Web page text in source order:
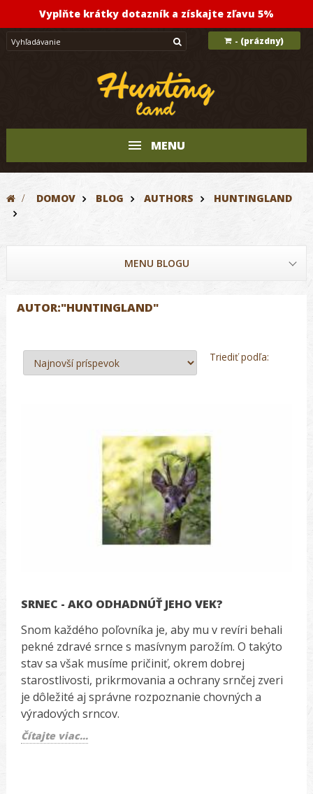
Vyplňte krátky dotazník a získajte zľavu 5%
- (prázdny)
MENU
> DOMOV BLOG AUTHORS HUNTINGLAND
MENU BLOGU
AUTOR:"HUNTINGLAND"
Triediť podľa:
SRNEC - AKO ODHADNÚŤ JEHO VEK?
Snom každého poľovníka je, aby mu v revíri behali
pekné zdravé srnce s masívnym parožím. O takýto
stav sa však musíme pričiniť, okrem dobrej
starostlivosti, prikrmovania a ochrany srnčej zveri
je dôležité aj správne rozpoznanie chovných a
výradových srncov.
Čítajte viac...